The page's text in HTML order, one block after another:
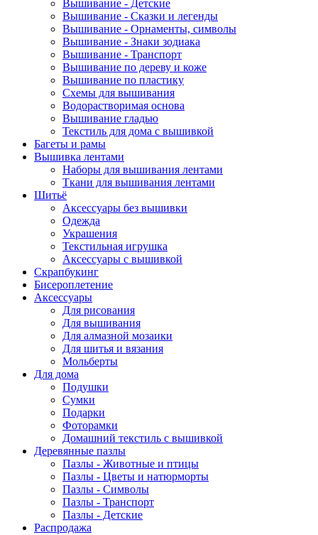
Вышивание - Детские
Вышивание - Сказки и легенды
Вышивание - Орнаменты, символы
Вышивание - Знаки зодиака
Вышивание - Транспорт
Вышивание по дереву и коже
Вышивание по пластику
Схемы для вышивания
Водорастворимая основа
Вышивание гладью
Текстиль для дома с вышивкой
Багеты и рамы
Вышивка лентами
Наборы для вышивания лентами
Ткани для вышивания лентами
Шитьё
Аксессуары без вышивки
Одежда
Украшения
Текстильная игрушка
Аксессуары с вышивкой
Скрапбукинг
Бисероплетение
Аксессуары
Для рисования
Для вышивания
Для алмазной мозаики
Для шитья и вязания
Мольберты
Для дома
Подушки
Сумки
Подарки
Фоторамки
Домашний текстиль с вышивкой
Деревянные пазлы
Пазлы - Животные и птицы
Пазлы - Цветы и натюрморты
Пазлы - Символы
Пазлы - Транспорт
Пазлы - Детские
Распродажа